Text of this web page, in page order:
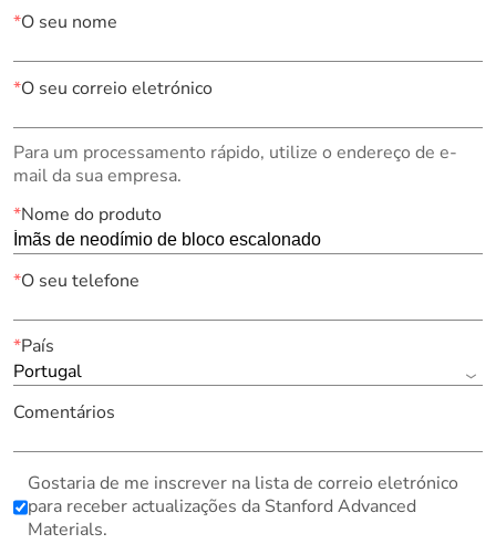
*O seu nome
*O seu correio eletrónico
Para um processamento rápido, utilize o endereço de e-
mail da sua empresa.
*Nome do produto
*O seu telefone
*País
Portugal
Comentários
Gostaria de me inscrever na lista de correio eletrónico
para receber actualizações da Stanford Advanced
Materials.